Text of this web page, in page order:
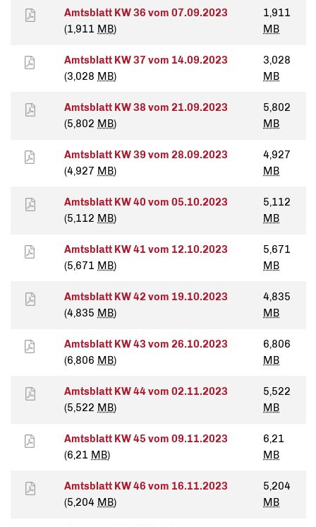
Amtsblatt KW 36 vom 07.09.2023
(1,911 MB)
1,911
MB
Amtsblatt KW 37 vom 14.09.2023
(3,028 MB)
3,028
MB
Amtsblatt KW 38 vom 21.09.2023
(5,802 MB)
5,802
MB
Amtsblatt KW 39 vom 28.09.2023
(4,927 MB)
4,927
MB
Amtsblatt KW 40 vom 05.10.2023
(5,112 MB)
5,112
MB
Amtsblatt KW 41 vom 12.10.2023
(5,671 MB)
5,671
MB
Amtsblatt KW 42 vom 19.10.2023
(4,835 MB)
4,835
MB
Amtsblatt KW 43 vom 26.10.2023
(6,806 MB)
6,806
MB
Amtsblatt KW 44 vom 02.11.2023
(5,522 MB)
5,522
MB
Amtsblatt KW 45 vom 09.11.2023
(6,21 MB)
6,21
MB
Amtsblatt KW 46 vom 16.11.2023
(5,204 MB)
5,204
MB